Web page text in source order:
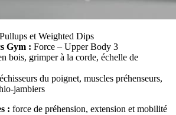
et Weighted Dips
Gym : Force – Upper Body 3
bois, grimper à la corde, échelle de
du poignet, muscles préhenseurs,
jambiers
: force de préhension, extension et mobilité